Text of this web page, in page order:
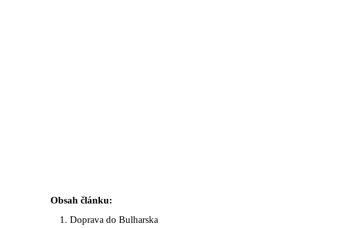
Obsah článku:
Doprava do Bulharska